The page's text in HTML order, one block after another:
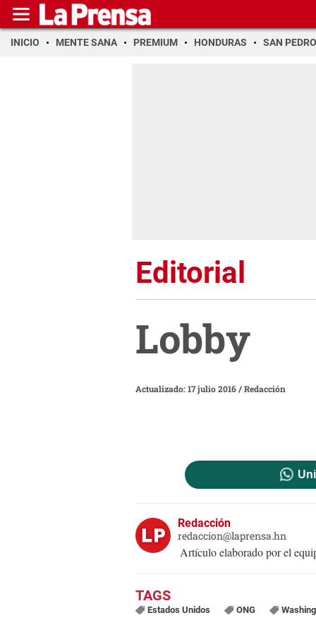
INICIO MENTE SANA PREMIUM HONDURAS SAN PEDRO
Editorial
Lobby
Actualizado: 17 julio 2016/Redacción
Redacción
redaccion@laprensa.hn
Artículo elaborado por el
Estados Unidos ONG